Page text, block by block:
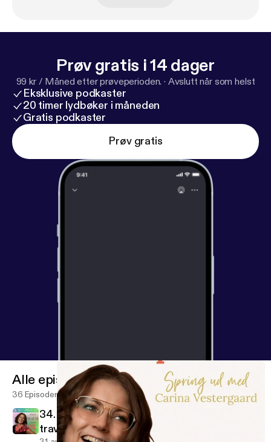
Prøv gratis i 14 dager
99 kr / Måned etter prøveperioden. · Avslutt når som helst
Eksklusive podkaster
20 timer lydbøker i måneden
Gratis podkaster
Prøv gratis
Alle episoder
36 Episoder
34. Hvordan integrerer man spiritualitet i en
travl hverdag